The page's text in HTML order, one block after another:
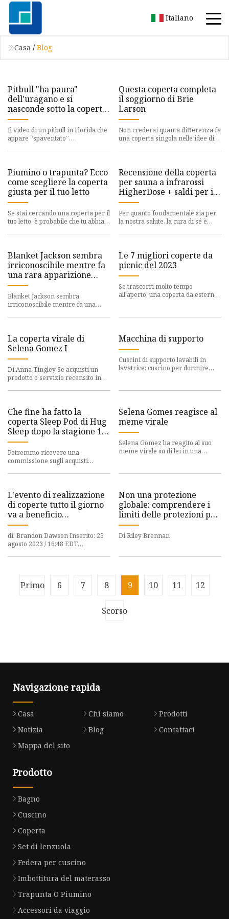
Italiano
Casa / Blog
Pitbull "ha paura"
dell'uragano e si
nasconde sotto la coperta
scioglie i cuori
Il video di un pitbull in Florida che
appare “spaventato”
Questa coperta completa
il soggiorno di Brie
Larson
Non crederai quanta differenza fa
una coperta singola nelle idee di
Piumino o trapunta? Ecco
come scegliere la coperta
giusta per il tuo letto
Se stai cercando una coperta per il
tuo letto, è probabile che tu abbia
Recensione della coperta
per sauna a infrarossi
HigherDose + saldi per il
Labor Day
Per quanto fondamentale sia per
la nostra salute, la cura di sé è
Blanket Jackson sembra
irriconoscibile mentre fa
una rara apparizione
insieme al fratello Prince
Blanket Jackson sembra
irriconoscibile mentre fa una
Le 7 migliori coperte da
picnic del 2023
Se trascorri molto tempo
all'aperto, una coperta da esterno
La coperta virale di
Selena Gomez I
Di Anna Tingley Se acquisti un
prodotto o servizio recensito in
Macchina di supporto
Cuscini di supporto lavabili in
lavatrice: cuscino per dormire
Che fine ha fatto la
coperta Sleep Pod di Hug
Sleep dopo la stagione 12
di Shark Tank?
Potremmo ricevere una
commissione sugli acquisti
Selena Gomes reagisce al
meme virale
Selena Gomez ha reagito al suo
meme virale su di lei in una
L'evento di realizzazione
di coperte tutto il giorno
va a beneficio
dell'Ospedale pediatrico
della Georgia
di: Brandon Dawson Inserito: 25
agosto 2023 / 16:48 EDT
Non una protezione
globale: comprendere i
limiti delle protezioni per
le prove della transazione
Di Riley Brennan
Primo 6 7 8 9 10 11 12
Scorso
Navigazione rapida
Casa Chi siamo
Prodotti
Notizia
Blog
Contattaci
Mappa del sito
Prodotto
Bagno
Cuscino
Coperta
Set di lenzuola
Federa per cuscino
Imbottitura del materasso
Trapunta O Piumino
Accessori da viaggio